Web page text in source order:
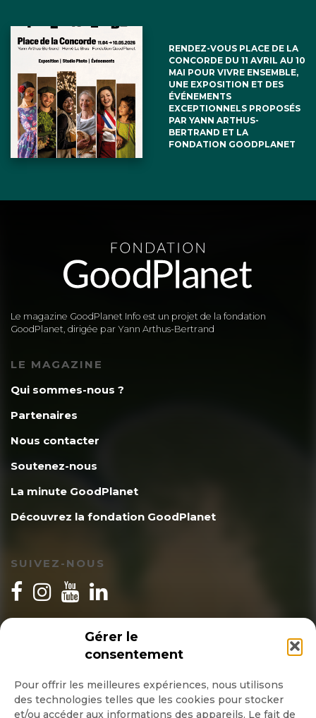
Gérer le
consentement
Pour offrir les meilleures expériences, nous utilisons
des technologies telles que les cookies pour stocker
et/ou accéder aux informations des appareils. Le fait de
RENDEZ-VOUS PLACE DE LA
CONCORDE DU 11 AVRIL AU 10
MAI POUR VIVRE ENSEMBLE,
UNE EXPOSITION ET DES
ÉVÉNEMENTS
EXCEPTIONNELS PROPOSÉS
PAR YANN ARTHUS-
BERTRAND ET LA
FONDATION GOODPLANET
Le magazine GoodPlanet Info est un projet de la fondation
GoodPlanet, dirigée par Yann Arthus-Bertrand
LE MAGAZINE
Qui sommes-nous ?
Partenaires
Nous contacter
Soutenez-nous
La minute GoodPlanet
Découvrez la fondation GoodPlanet
SUIVEZ-NOUS
INSCRIPTION NEWSLETTER
Quotidienne